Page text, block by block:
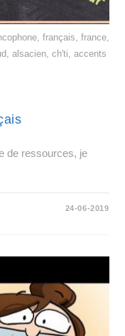
français, france,
alsacien, ch'ti, accents
de ressources, je
24-06-2019